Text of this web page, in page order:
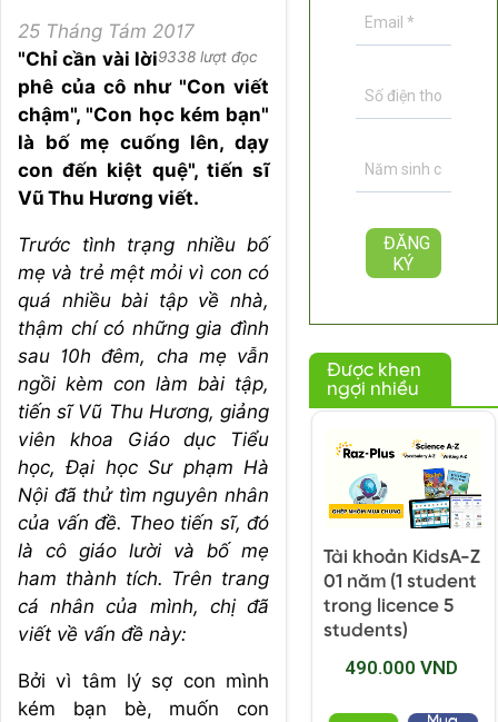
25 Tháng Tám 2017
9338 lượt đọc
"Chỉ cần vài lời
phê của cô như "Con viết
chậm", "Con học kém bạn"
là bố mẹ cuống lên, dạy
con đến kiệt quệ", tiến sĩ
Vũ Thu Hương viết.
Trước tình trạng nhiều bố
mẹ và trẻ mệt mỏi vì con có
quá nhiều bài tập về nhà,
thậm chí có những gia đình
sau 10h đêm, cha mẹ vẫn
ngồi kèm con làm bài tập,
tiến sĩ Vũ Thu Hương, giảng
viên khoa Giáo dục Tiểu
học, Đại học Sư phạm Hà
Nội đã thử tìm nguyên nhân
của vấn đề. Theo tiến sĩ, đó
là cô giáo lười và bố mẹ
ham thành tích. Trên trang
cá nhân của mình, chị đã
viết về vấn đề này:
Bởi vì tâm lý sợ con mình
kém bạn bè, muốn con
Được khen
ngợi nhiều
Tài khoản KidsA-Z
01 năm (1 student
trong licence 5
students)
490.000 VND